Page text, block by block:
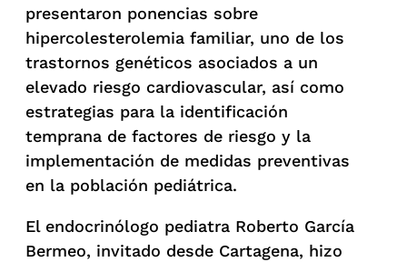
presentaron ponencias sobre
hipercolesterolemia familiar, uno de los
trastornos genéticos asociados a un
elevado riesgo cardiovascular, así como
estrategias para la identificación
temprana de factores de riesgo y la
implementación de medidas preventivas
en la población pediátrica.
El endocrinólogo pediatra Roberto García
Bermeo, invitado desde Cartagena, hizo